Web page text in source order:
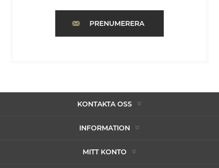
PRENUMERERA
KONTAKTA OSS
INFORMATION
MITT KONTO